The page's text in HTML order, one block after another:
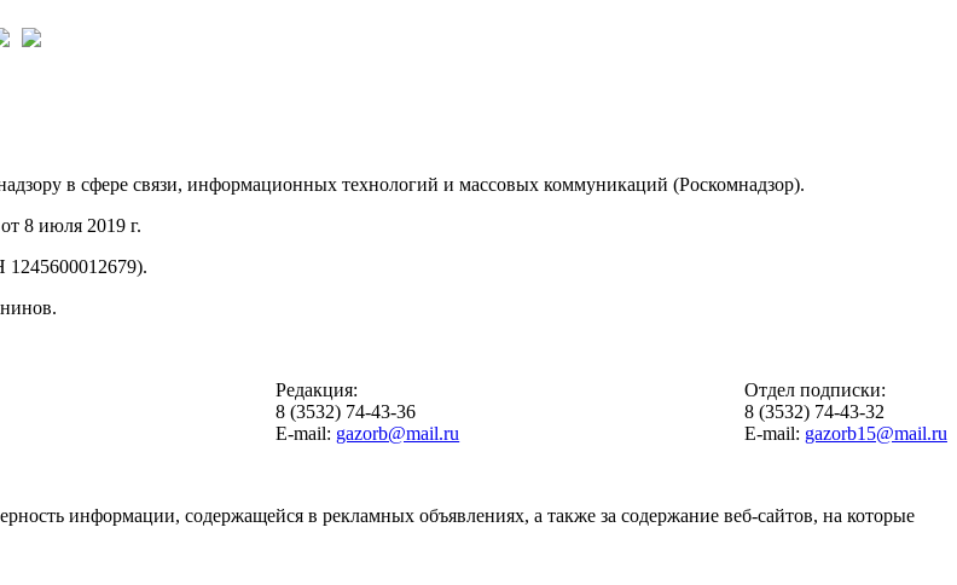
в сфере связи, информационных технологий и массовых коммуникаций (Роскомнадзор).
8 июля 2019 г.
Редакция:
8 (3532) 74-43-36
E-mail: gazorb@mail.ru
Отдел подписки:
8 (3532) 74-43-32
E-mail: gazorb15@mail.ru
информации, содержащейся в рекламных объявлениях, а также за содержание веб-сайтов, на которые